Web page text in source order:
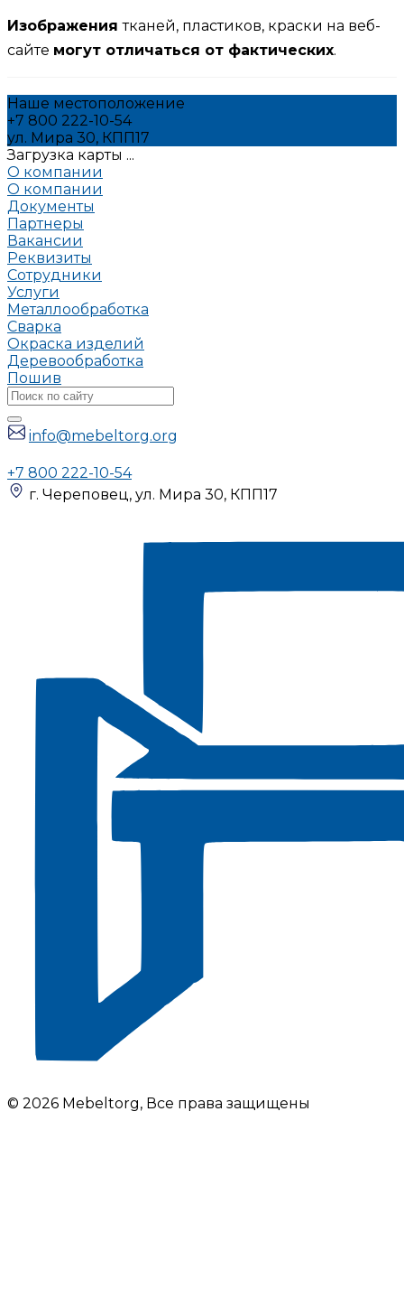
Изображениятканей, пластиков, краски на веб-
сайте могут отличаться от фактических.
Наше местоположение
+7 800 222-10-54
ул. Мира 30, КПП17
Загрузка карты ...
О компании
О компании
Документы
Партнеры
Вакансии
Реквизиты
Сотрудники
Услуги
Металлообработка
Сварка
Окраска изделий
Деревообработка
Пошив
info@mebeltorg.org
+7 800 222-10-54
г. Череповец, ул. Мира 30, КПП17
© 2026 Mebeltorg, Все права защищены